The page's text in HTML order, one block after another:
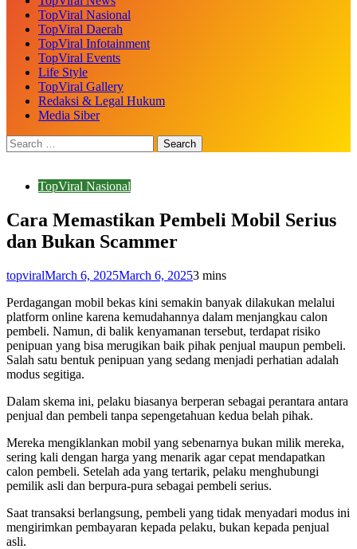
TopViral Nasional
TopViral Daerah
TopViral Infotainment
TopViral Events
Life Style
TopViral Gallery
Redaksi & Legal Hukum
Media Siber
TopViral Nasional
Cara Memastikan Pembeli Mobil Serius
dan Bukan Scammer
topviralMarch 6, 2025March 6, 20253 mins
Perdagangan mobil bekas kini semakin banyak dilakukan melalui
platform online karena kemudahannya dalam menjangkau calon
pembeli. Namun, di balik kenyamanan tersebut, terdapat risiko
penipuan yang bisa merugikan baik pihak penjual maupun pembeli.
Salah satu bentuk penipuan yang sedang menjadi perhatian adalah
modus segitiga.
Dalam skema ini, pelaku biasanya berperan sebagai perantara antara
penjual dan pembeli tanpa sepengetahuan kedua belah pihak.
Mereka mengiklankan mobil yang sebenarnya bukan milik mereka,
sering kali dengan harga yang menarik agar cepat mendapatkan
calon pembeli. Setelah ada yang tertarik, pelaku menghubungi
pemilik asli dan berpura-pura sebagai pembeli serius.
Saat transaksi berlangsung, pembeli yang tidak menyadari modus ini
mengirimkan pembayaran kepada pelaku, bukan kepada penjual
asli.